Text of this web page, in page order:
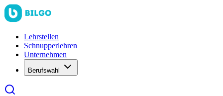
Lehrstellen
Schnupperlehren
Unternehmen
Berufswahl